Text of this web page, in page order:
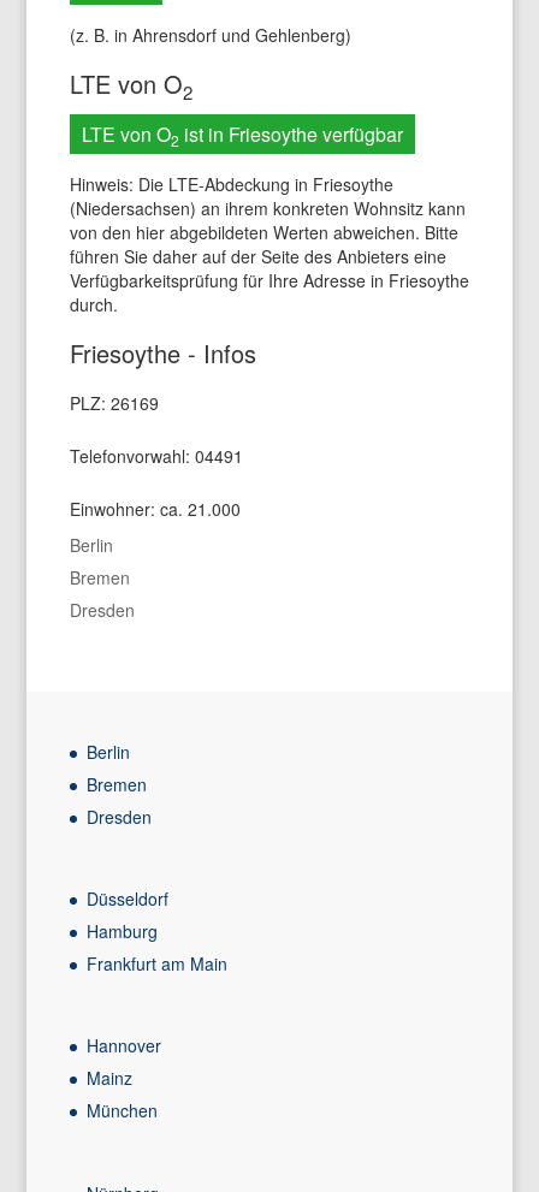
(z. B. in Ahrensdorf und Gehlenberg)
LTE von O2
LTE von O2 ist in Friesoythe verfügbar
Hinweis: Die LTE-Abdeckung in Friesoythe
(Niedersachsen) an ihrem konkreten Wohnsitz kann
von den hier abgebildeten Werten abweichen. Bitte
führen Sie daher auf der Seite des Anbieters eine
Verfügbarkeitsprüfung für Ihre Adresse in Friesoythe
durch.
Friesoythe - Infos
PLZ: 26169
Telefonvorwahl: 04491
Einwohner: ca. 21.000
Berlin
Bremen
Dresden
Berlin
Bremen
Dresden
Düsseldorf
Hamburg
Frankfurt am Main
Hannover
Mainz
München